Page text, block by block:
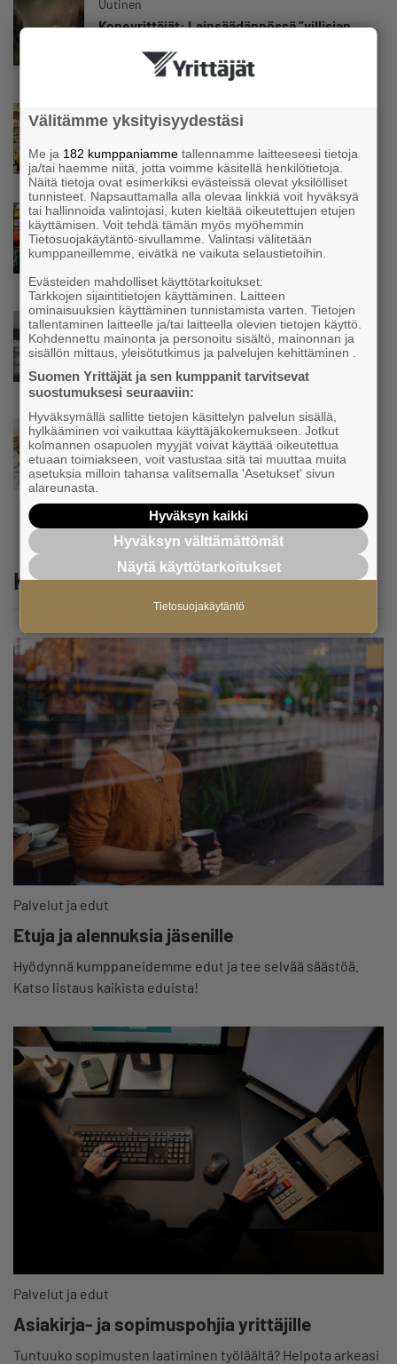
Uutinen
Koneyrittäjät: Lainsäädännössä ”villisian
vahingot eivät voi jäädä vain yksittäisen
yrittäjän harteille”
Uutinen
Yrittäjien Mikael Pentikäiseltä YEL-varoitus
hallitukselle: ”Voi tulla ikävä yllätys”
Uutinen
Matti Korvela on yrittäjänä harvinaisuus:
”Asiakkainani on eturivin muusikoita niin
Uutinen
”Herättävät kysymyksen, mikä meitä
suomalaisia vaivaa” – Yrittäjien
toimitusjohtaja hätkähti
sairauspoissaolotilastoa
Uutinen
Tämä erottaa suomalaiset pk-yritykset
euroalueesta ja Ruotsista −
Katso myös
Palvelut ja edut
Etuja ja alennuksia jäsenille
Hyödynnä kumppaneidemme edut ja tee selvää säästöä.
Katso listaus kaikista eduista!
Palvelut ja edut
Asiakirja- ja sopimuspohjia yrittäjille
Tuntuuko sopimusten laatiminen työläältä? Helpota arkeasi
Välitämme yksityisyydestäsi
Me ja 182 kumppaniamme tallennamme laitteeseesi tietoja
ja/tai haemme niitä, jotta voimme käsitellä henkilötietoja.
Näitä tietoja ovat esimerkiksi evästeissä olevat yksilölliset
tunnisteet. Napsauttamalla alla olevaa linkkiä voit hyväksyä
tai hallinnoida valintojasi, kuten kieltää oikeutettujen etujen
käyttämisen. Voit tehdä tämän myös myöhemmin
Tietosuojakäytäntö-sivullamme. Valintasi välitetään
kumppaneillemme, eivätkä ne vaikuta selaustietoihin.
Evästeiden mahdolliset käyttötarkoitukset:
Tarkkojen sijaintitietojen käyttäminen. Laitteen
ominaisuuksien käyttäminen tunnistamista varten. Tietojen
tallentaminen laitteelle ja/tai laitteella olevien tietojen käyttö.
Kohdennettu mainonta ja personoitu sisältö, mainonnan ja
sisällön mittaus, yleisötutkimus ja palvelujen kehittäminen .
Suomen Yrittäjät ja sen kumppanit tarvitsevat
suostumuksesi seuraaviin:
Hyväksymällä sallitte tietojen käsittelyn palvelun sisällä,
hylkääminen voi vaikuttaa käyttäjäkokemukseen. Jotkut
kolmannen osapuolen myyjät voivat käyttää oikeutettua
etuaan toimiakseen, voit vastustaa sitä tai muuttaa muita
asetuksia milloin tahansa valitsemalla 'Asetukset' sivun
alareunasta.
Hyväksyn kaikki
Hyväksyn välttämättömät
Näytä käyttötarkoitukset
Tietosuojakäytäntö